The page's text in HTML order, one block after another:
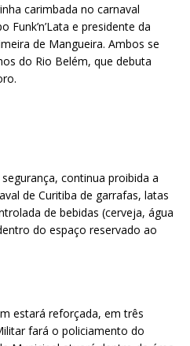
carimbada no carnaval
Funk’n’Lata e presidente da
de Mangueira. Ambos se
do Rio Belém, que debuta
continua proibida a
de Curitiba de garrafas, latas
de bebidas (cerveja, água
do espaço reservado ao
estará reforçada, em três
fará o policiamento do